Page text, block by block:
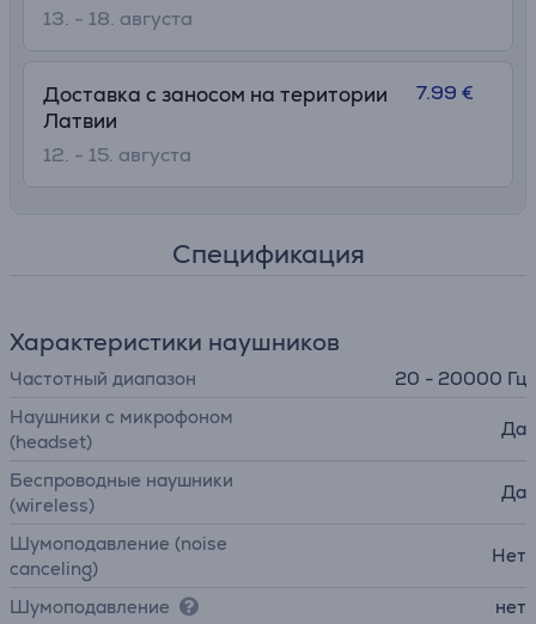
13. - 18. августа
Доставка с заносом на територии
Латвии
12. - 15. августа
7.99 €
Спецификация
Характеристики наушников
Частотный диапазон
20 - 20000 Гц
Наушники с микрофоном
(headset)
Да
Беспроводные наушники
(wireless)
Да
Шумоподавление (noise
canceling)
Нет
Шумоподавление нет